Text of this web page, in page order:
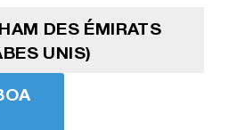
DES ÉMIRATS
UNIS)